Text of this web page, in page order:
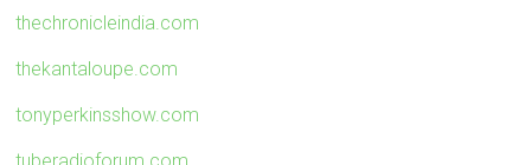
thechronicleindia.com
thekantaloupe.com
tonyperkinsshow.com